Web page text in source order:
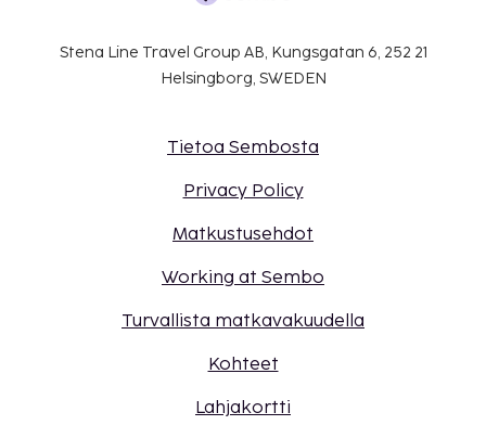
Stena Line Travel Group AB, Kungsgatan 6, 252 21
Helsingborg, SWEDEN
Tietoa Sembosta
Privacy Policy
Matkustusehdot
Working at Sembo
Turvallista matkavakuudella
Kohteet
Lahjakortti